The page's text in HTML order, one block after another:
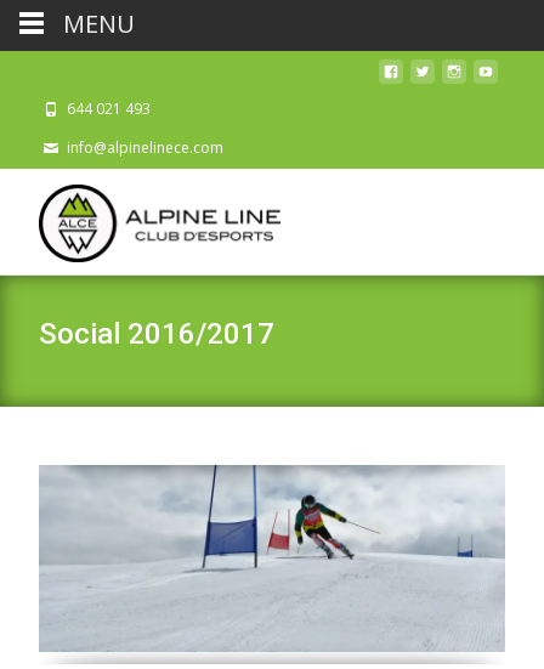
644 021 493
info@alpinelinece.com
Social 2016/2017
MENU